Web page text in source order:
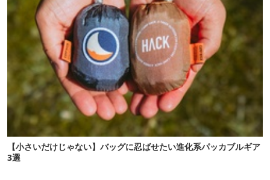
【小さいだけじゃない】バッグに忍ばせたい進化系パッカブルギア
3選